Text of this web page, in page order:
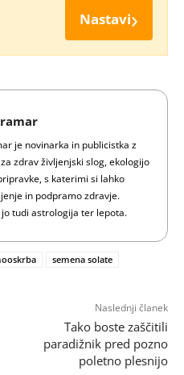
Nastavi›
je novinarka in publicistka z
zdrav življenjski slog, ekologijo
s katerimi si lahko
in podpramo zdravje.
tudi astrologija ter lepota.
semena solate
Naslednji članek
Tako boste zaščitili
paradižnik pred pozno
poletno plesnijo